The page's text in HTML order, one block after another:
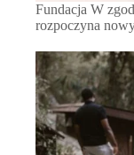
Fundacja W
rozpoczyna